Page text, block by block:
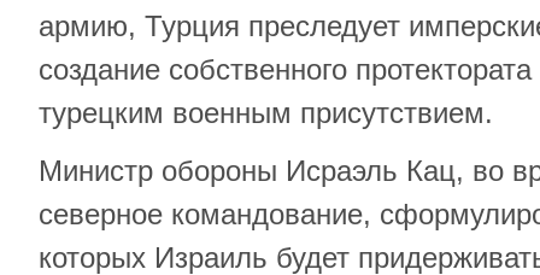
армию, Турция преследует
создание собственного
турецким военным присутствием.
Министр обороны Исраэль Кац, во
северное командование,
которых Израиль будет